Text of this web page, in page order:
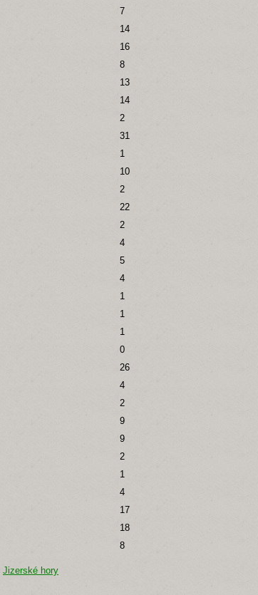
7
14
16
8
13
14
2
31
1
10
2
22
2
4
5
4
1
1
1
0
26
4
2
9
9
2
1
4
17
18
8
Jizerské hory